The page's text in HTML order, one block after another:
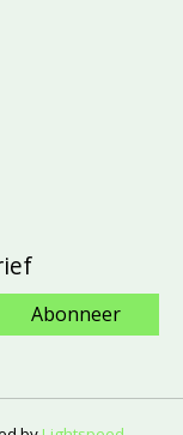
Abonneer